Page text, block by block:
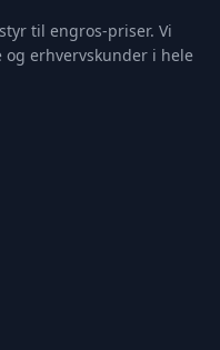
til engros-priser. Vi
erhvervskunder i hele